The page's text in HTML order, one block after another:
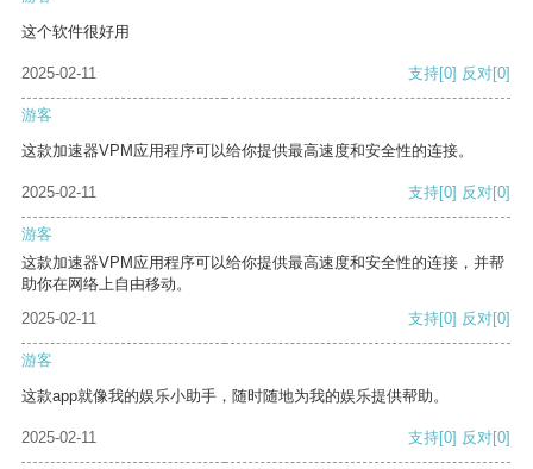
这个软件很好用
2025-02-11 支持[0] 反对[0]
游客
这款加速器VPM应用程序可以给你提供最高速度和安全性的连接。
2025-02-11 支持[0] 反对[0]
游客
这款加速器VPM应用程序可以给你提供最高速度和安全性的连接，并帮
助你在网络上自由移动。
2025-02-11
支持[0] 反对[0]
游客
这款app就像我的娱乐小助手，随时随地为我的娱乐提供帮助。
2025-02-11 支持[0] 反对[0]